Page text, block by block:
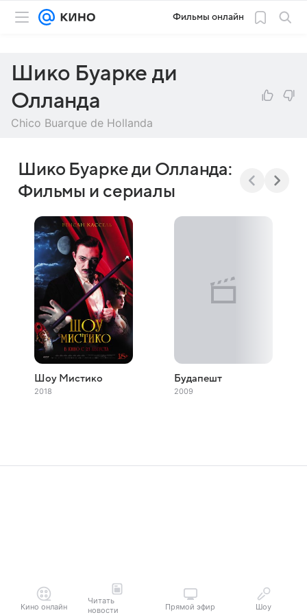
Фильмы онлайн
Шико Буарке ди
Олланда
Chico Buarque de Hollanda
Шико Буарке ди Олланда:
Фильмы и сериалы
Шоу Мистико
2018
Будапешт
2009
Кино онлайн
Читать
новости
Прямой эфир Шоу